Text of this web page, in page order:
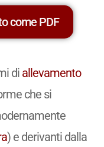
come PDF
di allevamento
che si
) e derivanti dalla